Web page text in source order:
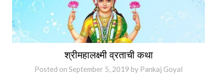
श्रीमहालक्ष्मी व्रताची कथा
Posted on September 5, 2019 by Pankaj Goyal